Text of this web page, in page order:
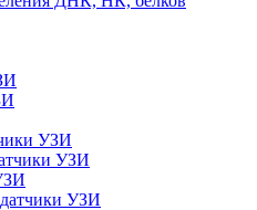
УЗИ
УЗИ
УЗИ